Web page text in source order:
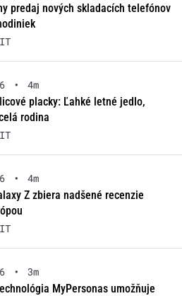
predaj nových skladacích telefónov
•
4m
placky: Ľahké letné jedlo,
rodina
•
4m
Z zbiera nadšené recenzie
•
3m
MyPersonas umožňuje